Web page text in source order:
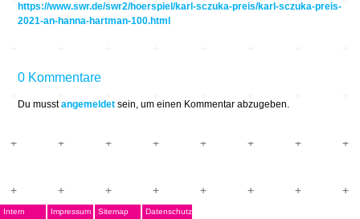
https://www.swr.de/swr2/hoerspiel/karl-sczuka-preis/karl-sczuka-preis-
2021-an-hanna-hartman-100.html
0 Kommentare
Du musstangemeldet sein, um einen Kommentar abzugeben.
Intern Impressum Sitemap Datenschutz